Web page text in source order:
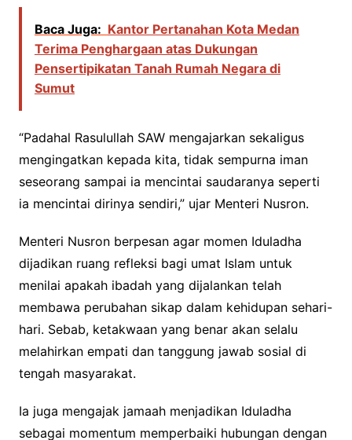
Baca Juga: Kantor Pertanahan Kota Medan
Terima Penghargaan atas Dukungan
Pensertipikatan Tanah Rumah Negara di
Sumut
“Padahal Rasulullah SAW mengajarkan sekaligus
mengingatkan kepada kita, tidak sempurna iman
seseorang sampai ia mencintai saudaranya seperti
ia mencintai dirinya sendiri,” ujar Menteri Nusron.
Menteri Nusron berpesan agar momen Iduladha
dijadikan ruang refleksi bagi umat Islam untuk
menilai apakah ibadah yang dijalankan telah
membawa perubahan sikap dalam kehidupan sehari-
hari. Sebab, ketakwaan yang benar akan selalu
melahirkan empati dan tanggung jawab sosial di
tengah masyarakat.
Ia juga mengajak jamaah menjadikan Iduladha
sebagai momentum memperbaiki hubungan dengan